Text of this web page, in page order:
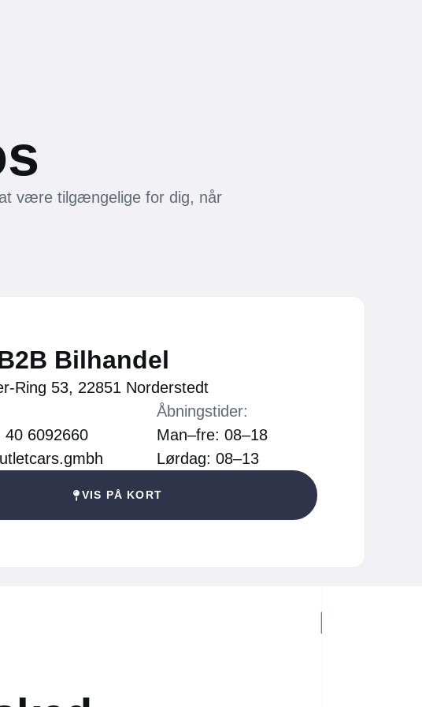
være tilgængelige for dig, når
Bilhandel
Ring 53, 22851 Norderstedt
40 6092660
Åbningstider:
Man–fre: 08–18
Lørdag: 08–13
VIS PÅ KORT